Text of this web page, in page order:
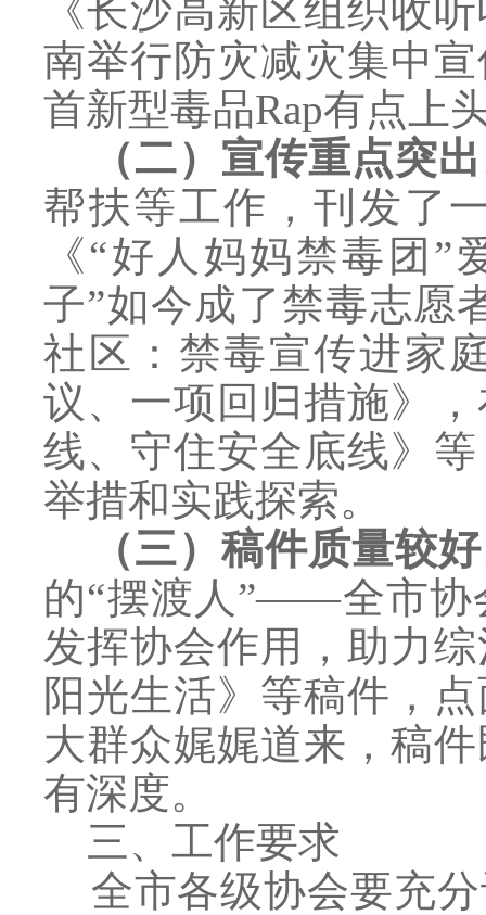
《长沙高新区组织收
南举行防灾减灾集中
首新型毒品Rap有点上
（二）宣传重点突
帮扶等工作，刊发了
《“好人妈妈禁毒团
子”如今成了禁毒志愿
社区：禁毒宣传进家
议、一项回归措施》
线、守住安全底线》
举措和实践探索。
（三）稿件质量较好
的“摆渡人”——全市协
发挥协会作用，助力
阳光生活》等稿件，
大群众娓娓道来，稿
有深度。
三、工作要求
全市各级协会要充分